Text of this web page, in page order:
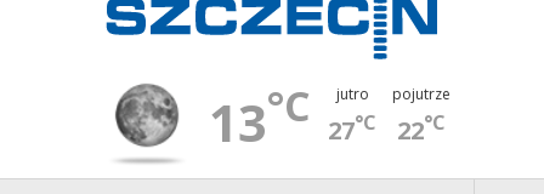
13°C jutro
27°C
pojutrze
22°C